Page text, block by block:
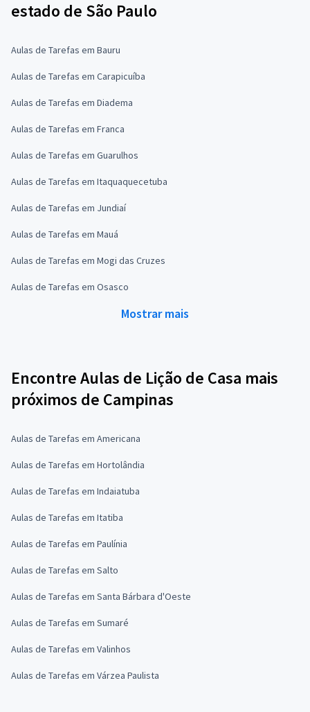
estado de São Paulo
Aulas de Tarefas em Bauru
Aulas de Tarefas em Carapicuíba
Aulas de Tarefas em Diadema
Aulas de Tarefas em Franca
Aulas de Tarefas em Guarulhos
Aulas de Tarefas em Itaquaquecetuba
Aulas de Tarefas em Jundiaí
Aulas de Tarefas em Mauá
Aulas de Tarefas em Mogi das Cruzes
Aulas de Tarefas em Osasco
Mostrar mais
Encontre Aulas de Lição de Casa mais
próximos de Campinas
Aulas de Tarefas em Americana
Aulas de Tarefas em Hortolândia
Aulas de Tarefas em Indaiatuba
Aulas de Tarefas em Itatiba
Aulas de Tarefas em Paulínia
Aulas de Tarefas em Salto
Aulas de Tarefas em Santa Bárbara d'Oeste
Aulas de Tarefas em Sumaré
Aulas de Tarefas em Valinhos
Aulas de Tarefas em Várzea Paulista